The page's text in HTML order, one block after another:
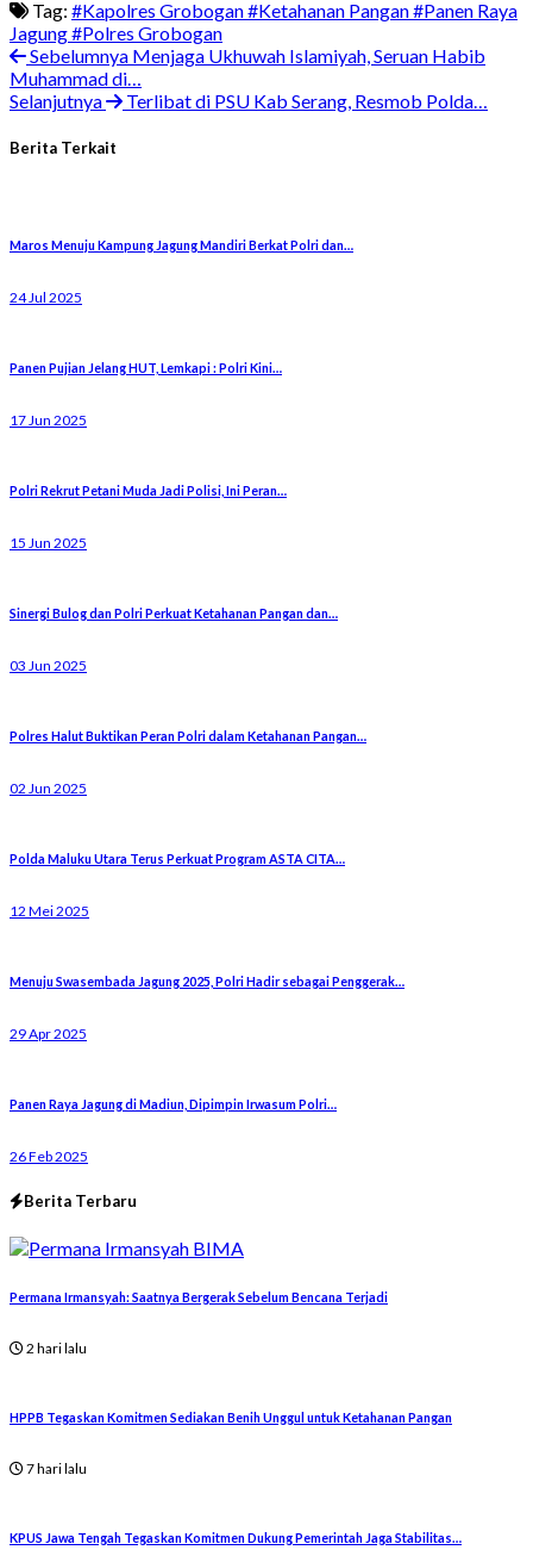
Tag: #Kapolres Grobogan#Ketahanan Pangan#Panen Raya
Jagung#Polres Grobogan
Sebelumnya Menjaga Ukhuwah Islamiyah, Seruan Habib
Muhammad di…
Selanjutnya
Terlibat di PSU Kab Serang, Resmob Polda…
Berita Terkait
Maros Menuju Kampung Jagung Mandiri Berkat Polri dan…
24 Jul 2025
Panen Pujian Jelang HUT, Lemkapi : Polri Kini…
17 Jun 2025
Polri Rekrut Petani Muda Jadi Polisi, Ini Peran…
15 Jun 2025
Sinergi Bulog dan Polri Perkuat Ketahanan Pangan dan…
03 Jun 2025
Polres Halut Buktikan Peran Polri dalam Ketahanan Pangan…
02 Jun 2025
Polda Maluku Utara Terus Perkuat Program ASTA CITA…
12 Mei 2025
Menuju Swasembada Jagung 2025, Polri Hadir sebagai Penggerak…
29 Apr 2025
Panen Raya Jagung di Madiun, Dipimpin Irwasum Polri…
26 Feb 2025
Berita Terbaru
Permana Irmansyah: Saatnya Bergerak Sebelum Bencana Terjadi
2 hari lalu
HPPB Tegaskan Komitmen Sediakan Benih Unggul untuk Ketahanan Pangan
7 hari lalu
KPUS Jawa Tengah Tegaskan Komitmen Dukung Pemerintah Jaga Stabilitas…